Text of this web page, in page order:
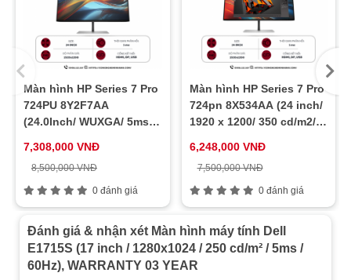
Màn hình HP Series 7 Pro
724PU 8Y2F7AA
(24.0Inch/ WUXGA/ 5ms/
7,308,000 VNĐ
8,500,000 VNĐ
0 đánh giá
Màn hình HP Series 7 Pro
724pn 8X534AA (24 inch/
1920 x 1200/ 350 cd/m2/
6,248,000 VNĐ
7,500,000 VNĐ
0 đánh giá
Đánh giá & nhận xét Màn hình máy tính Dell
E1715S (17 inch / 1280x1024 / 250 cd/m² / 5ms /
60Hz), WARRANTY 03 YEAR